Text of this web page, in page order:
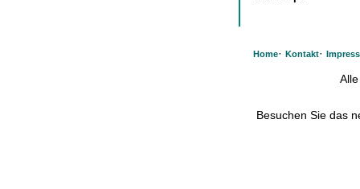
Home· Kontakt·
Besuchen Sie das